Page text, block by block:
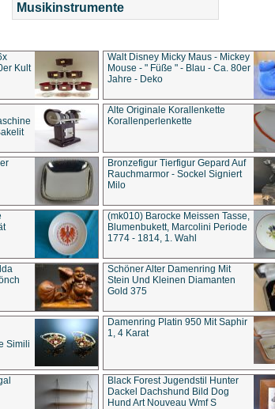
Musikinstrumente
Kult
Walt Disney Micky Maus - Mickey
Mouse - " Füße " - Blau - Ca. 80er
Jahre - Deko
Alte Originale Korallenkette
Korallenperlenkette
Bronzefigur Tierfigur Gepard Auf
Rauchmarmor - Sockel Signiert
Milo
(mk010) Barocke Meissen Tasse,
Blumenbukett, Marcolini Periode
1774 - 1814, 1. Wahl
Schöner Alter Damenring Mit
Stein Und Kleinen Diamanten
Gold 375
Simili
Damenring Platin 950 Mit Saphir
1, 4 Karat
Black Forest Jugendstil Hunter
Dackel Dachshund Bild Dog
Hund Art Nouveau Wmf S